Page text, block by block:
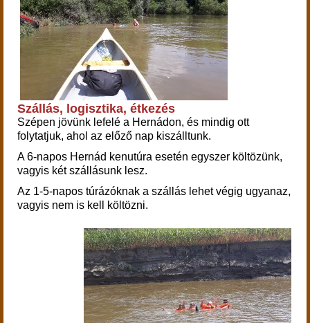
Szállás, logisztika, étkezés
Szépen jövünk lefelé a Hernádon, és mindig ott
folytatjuk, ahol az előző nap kiszálltunk.
A 6-napos Hernád kenutúra esetén egyszer költözünk,
vagyis két szállásunk lesz.
Az 1-5-napos túrázóknak a szállás lehet végig ugyanaz,
vagyis nem is kell költözni.